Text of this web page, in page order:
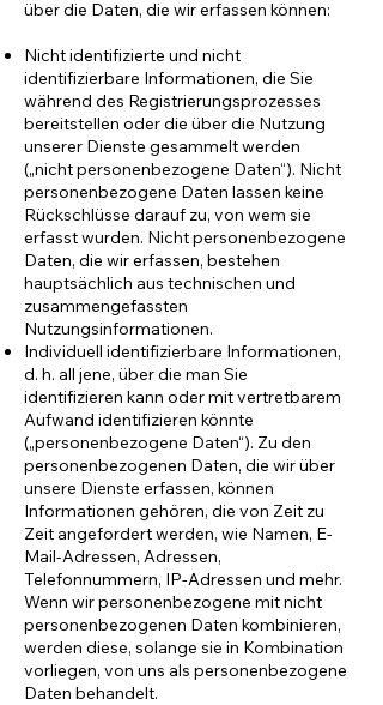
über die Daten, die wir erfassen können:
Nicht identifizierte und nicht
identifizierbare Informationen, die Sie
während des Registrierungsprozesses
bereitstellen oder die über die Nutzung
unserer Dienste gesammelt werden
(„nicht personenbezogene Daten“). Nicht
personenbezogene Daten lassen keine
Rückschlüsse darauf zu, von wem sie
erfasst wurden. Nicht personenbezogene
Daten, die wir erfassen, bestehen
hauptsächlich aus technischen und
zusammengefassten
Nutzungsinformationen.
Individuell identifizierbare Informationen,
d. h. all jene, über die man Sie
identifizieren kann oder mit vertretbarem
Aufwand identifizieren könnte
(„personenbezogene Daten“). Zu den
personenbezogenen Daten, die wir über
unsere Dienste erfassen, können
Informationen gehören, die von Zeit zu
Zeit angefordert werden, wie Namen, E-
Mail-Adressen, Adressen,
Telefonnummern, IP-Adressen und mehr.
Wenn wir personenbezogene mit nicht
personenbezogenen Daten kombinieren,
werden diese, solange sie in Kombination
vorliegen, von uns als personenbezogene
Daten behandelt.